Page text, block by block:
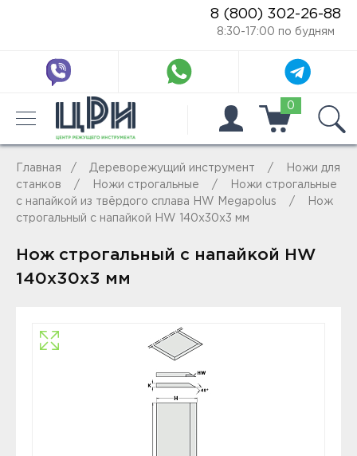
8 (800) 302-26-88
8:30-17:00 по будням
0
Главная Дереворежущий инструмент
Ножи для
станков
Ножи строгальные
Ножи строгальные
с напайкой из твёрдого сплава HW Megapolus
Нож
строгальный с напайкой HW 140x30x3 мм
Нож строгальный с напайкой HW
140x30x3 мм